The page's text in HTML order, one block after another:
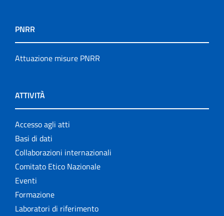
PNRR
Attuazione misure PNRR
ATTIVITÀ
Accesso agli atti
Basi di dati
Collaborazioni internazionali
Comitato Etico Nazionale
Eventi
Formazione
Laboratori di riferimento